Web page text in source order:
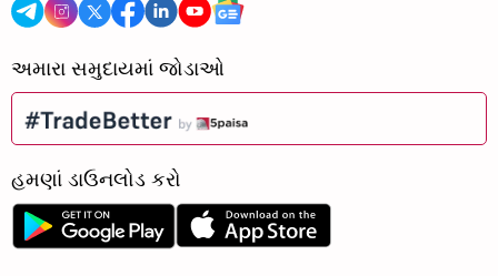
અમારા સમુદાયમાં જોડાઓ
હમણાં ડાઉનલોડ કરો